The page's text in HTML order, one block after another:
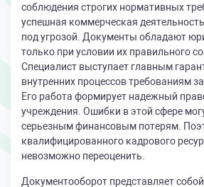
соблюдения строгих нормативных
успешная коммерческая
под угрозой. Документы обладают
только при условии их правильного
Специалист выступает главным
внутренних процессов требованиям
Его работа формирует надежный
учреждения. Ошибки в этой сфере
серьезным финансовым потерям.
квалифицированного кадрового
невозможно переоценить.
Документооборот представляет